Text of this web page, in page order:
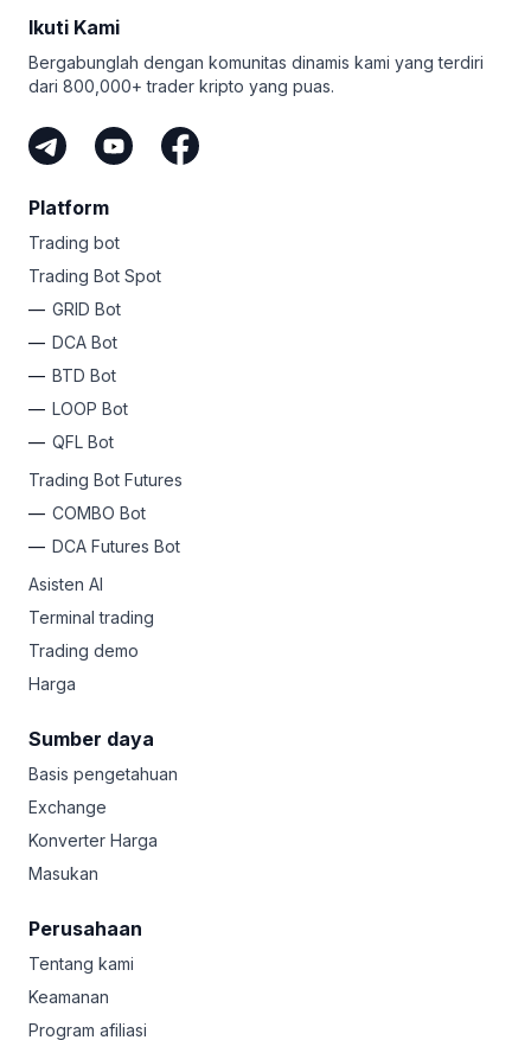
Ikuti Kami
Bergabunglah dengan komunitas dinamis kami yang terdiri
dari 800,000+ trader kripto yang puas.
Platform
Trading bot
Trading Bot Spot
GRID Bot
DCA Bot
BTD Bot
LOOP Bot
QFL Bot
Trading Bot Futures
COMBO Bot
DCA Futures Bot
Asisten AI
Terminal trading
Trading demo
Harga
Sumber daya
Basis pengetahuan
Exchange
Konverter Harga
Masukan
Perusahaan
Tentang kami
Keamanan
Program afiliasi